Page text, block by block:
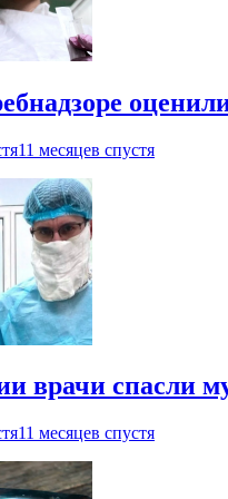
11 месяцев спустя
врачи спасли
11 месяцев спустя